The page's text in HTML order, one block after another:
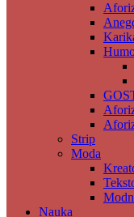
Strip
Moda
Nauka